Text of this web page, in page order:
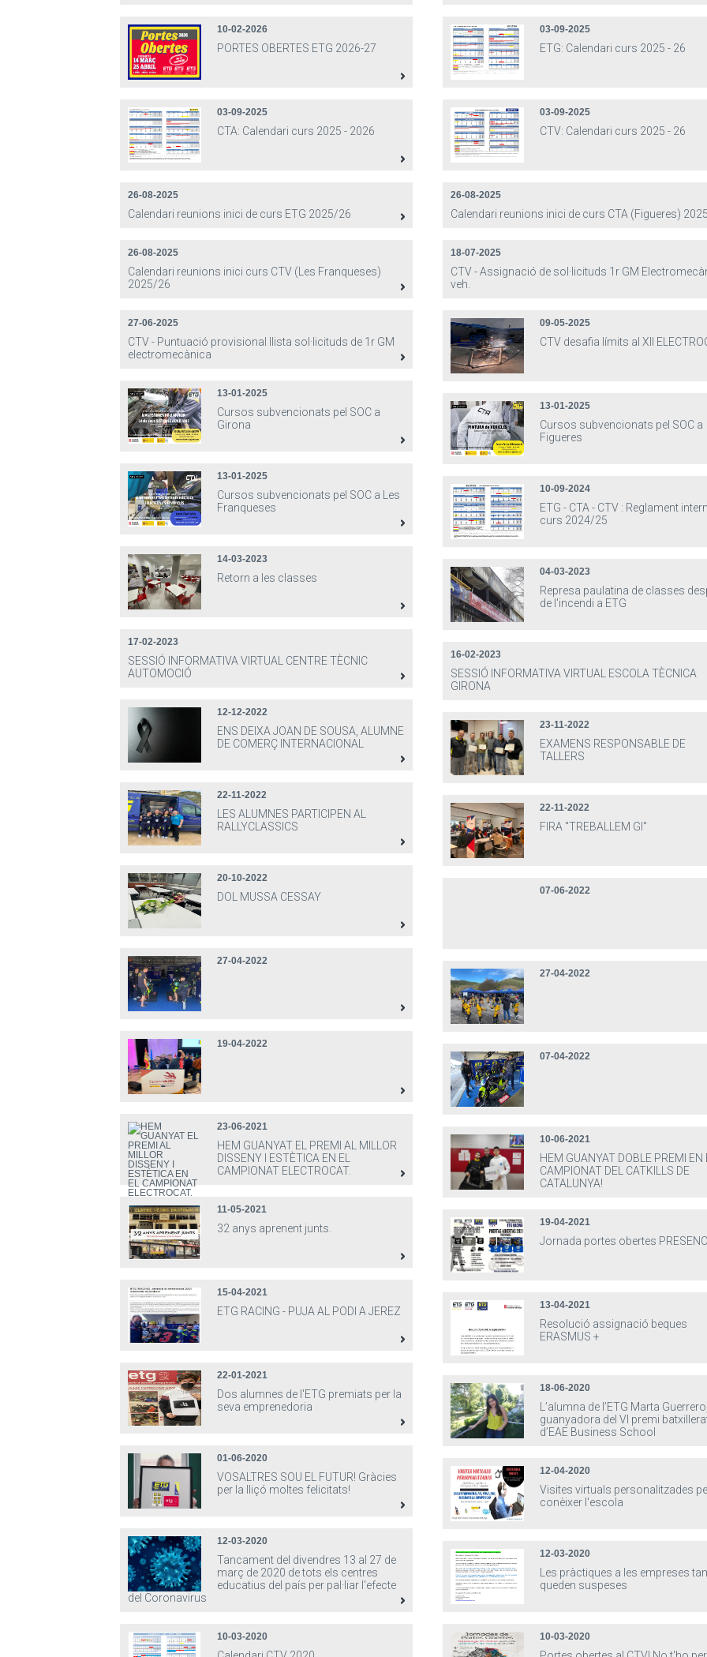
10-02-2026
PORTES OBERTES ETG 2026-27
03-09-2025
ETG: Calendari curs 2025 - 26
03-09-2025
CTA: Calendari curs 2025 - 2026
03-09-2025
CTV: Calendari curs 2025 - 26
26-08-2025
Calendari reunions inici de curs ETG 2025/26
26-08-2025
Calendari reunions inici de curs CTA (Figueres)
26-08-2025
Calendari reunions inici curs CTV (Les Franqueses)
2025/26
18-07-2025
CTV - Assignació de sol·licituds 1r GM
veh.
27-06-2025
CTV - Puntuació provisional llista sol·licituds de 1r GM
electromecànica
09-05-2025
CTV desafia límits al XII
13-01-2025
Cursos subvencionats pel SOC a
Girona
13-01-2025
Cursos subvencionats pel SOC a
Figueres
13-01-2025
Cursos subvencionats pel SOC a Les
Franqueses
10-09-2024
ETG - CTA - CTV : Reglament
curs 2024/25
14-03-2023
Retorn a les classes 04-03-2023
Represa paulatina de classes
de l'incendi a ETG
17-02-2023
SESSIÓ INFORMATIVA VIRTUAL CENTRE TÈCNIC
AUTOMOCIÓ
16-02-2023
SESSIÓ INFORMATIVA VIRTUAL ESCOLA TÈCNICA
GIRONA
12-12-2022
ENS DEIXA JOAN DE SOUSA, ALUMNE
DE COMERÇ INTERNACIONAL
23-11-2022
EXAMENS RESPONSABLE DE
TALLERS
22-11-2022
LES ALUMNES PARTICIPEN AL
RALLYCLASSICS
22-11-2022
FIRA "TREBALLEM GI"
20-10-2022
DOL MUSSA CESSAY 07-06-2022
27-04-2022
27-04-2022
19-04-2022
07-04-2022
23-06-2021
HEM GUANYAT EL PREMI AL MILLOR
DISSENY I ESTÈTICA EN EL
CAMPIONAT ELECTROCAT.
10-06-2021
HEM GUANYAT DOBLE PREMI EN
CAMPIONAT DEL CATKILLS DE
CATALUNYA!
11-05-2021
32 anys aprenent junts. 19-04-2021
Jornada portes obertes
15-04-2021
ETG RACING - PUJA AL PODI A JEREZ 13-04-2021
Resolució assignació beques
ERASMUS +
22-01-2021
Dos alumnes de l'ETG premiats per la
seva emprenedoria
18-06-2020
L’alumna de l’ETG Marta
guanyadora del VI premi
d’EAE Business School
01-06-2020
VOSALTRES SOU EL FUTUR! Gràcies
per la lliçó moltes felicitats!
12-04-2020
Visites virtuals personalitzades
conèixer l'escola
12-03-2020
Tancament del divendres 13 al 27 de
març de 2020 de tots els centres
educatius del país per pal·liar l'efecte
del Coronavirus
12-03-2020
Les pràctiques a les empreses
queden suspeses
10-03-2020 10-03-2020